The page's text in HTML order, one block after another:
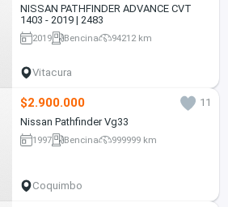
NISSAN PATHFINDER ADVANCE CVT
1403 - 2019 | 2483
2019 Bencina 94212 km
Vitacura
$2.900.000
11
Nissan Pathfinder Vg33
1997 Bencina 999999 km
Coquimbo